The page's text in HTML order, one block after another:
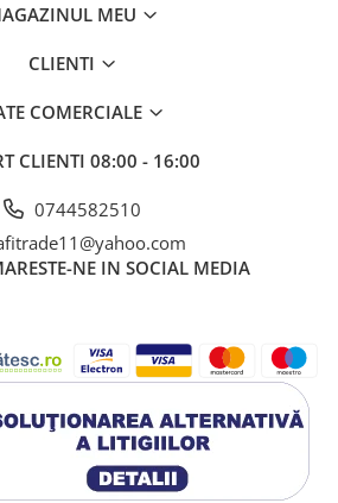
MEU
CLIENTI
COMERCIALE
CLIENTI 08:00 - 16:00
0744582510
NE IN SOCIAL MEDIA